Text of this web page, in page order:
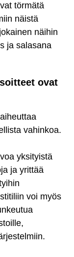
törmätä
näistä
näihin
ja salasana
ovat
vahinkoa.
yksityistä
ja yrittää
voi myös